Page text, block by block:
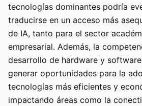
tecnologías dominantes podría
traducirse en un acceso más
de IA, tanto para el sector
empresarial. Además, la
desarrollo de hardware y
generar oportunidades para la
tecnologías más eficientes y
impactando áreas como la